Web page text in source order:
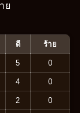
ย
ดี ร้าย
5 0
4 0
2 0